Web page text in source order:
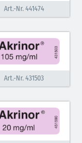
Art.-Nr. 441474
Art.-Nr. 431503